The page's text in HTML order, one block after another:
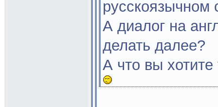
русскоязычном
А диалог на
делать далее?
А что вы